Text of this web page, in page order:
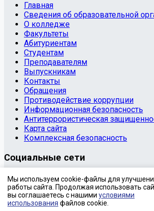
Главная
Сведения об образовательной
О колледже
Факультеты
Абитуриентам
Студентам
Преподавателям
Выпускникам
Контакты
Обращения
Противодействие коррупции
Информационная безопасность
Антитеррористическая
Карта сайта
Комплексная безопасность
Социальные сети
© 2020 Государственное бюджетное
образовательное учреждение
политехнический колледж имени С.В.
SIMAI-SF4: Сайт университета
Мы используем cookie-файлы для
работы сайта. Продолжая использовать
вы соглашаетесь с нашими условиями
использования файлов cookie.